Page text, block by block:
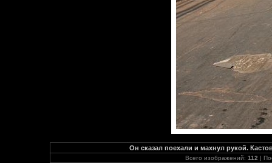
Он сказал поехали и махнул рукой.
Всего изображений: 112 |